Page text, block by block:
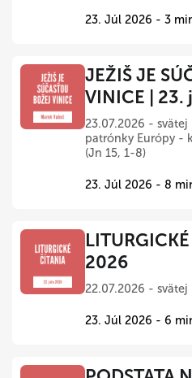
23. Júl 2026 - 3
JEŽIŠ JE
VINICE | 23.
23.07.2026 -
patrónky Európy -
(Jn 15, 1-8)
23. Júl 2026 - 8
2026
22.07.2026 -
23. Júl 2026 - 6